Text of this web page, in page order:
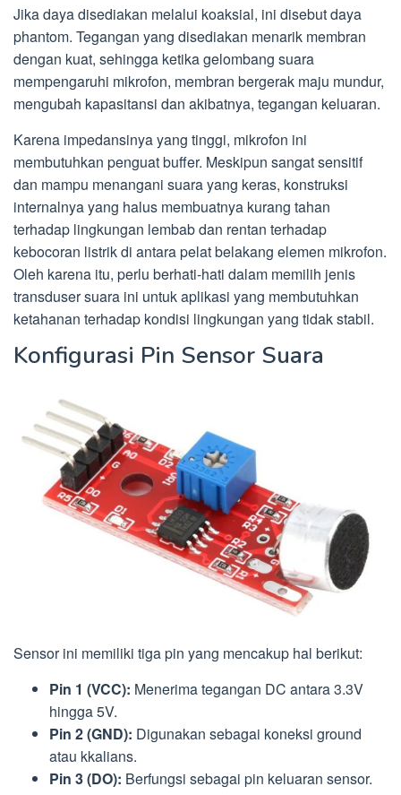
Jika daya disediakan melalui koaksial, ini disebut daya
phantom. Tegangan yang disediakan menarik membran
dengan kuat, sehingga ketika gelombang suara
mempengaruhi mikrofon, membran bergerak maju mundur,
mengubah kapasitansi dan akibatnya, tegangan keluaran.
Karena impedansinya yang tinggi, mikrofon ini
membutuhkan penguat buffer. Meskipun sangat sensitif
dan mampu menangani suara yang keras, konstruksi
internalnya yang halus membuatnya kurang tahan
terhadap lingkungan lembab dan rentan terhadap
kebocoran listrik di antara pelat belakang elemen mikrofon.
Oleh karena itu, perlu berhati-hati dalam memilih jenis
transduser suara ini untuk aplikasi yang membutuhkan
ketahanan terhadap kondisi lingkungan yang tidak stabil.
Konfigurasi Pin Sensor Suara
Sensor ini memiliki tiga pin yang mencakup hal berikut:
Pin 1 (VCC): Menerima tegangan DC antara 3.3V
hingga 5V.
Pin 2 (GND): Digunakan sebagai koneksi ground
atau kkalians.
Pin 3 (DO): Berfungsi sebagai pin keluaran sensor.